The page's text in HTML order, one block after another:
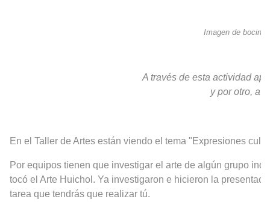
Imagen de bocina
A través de esta actividad
y por otro, a
En el Taller de Artes están viendo el tema "Expresiones
Por equipos tienen que investigar el arte de algún grupo
tocó el Arte Huichol. Ya investigaron e hicieron la
tarea que tendrás que realizar tú.